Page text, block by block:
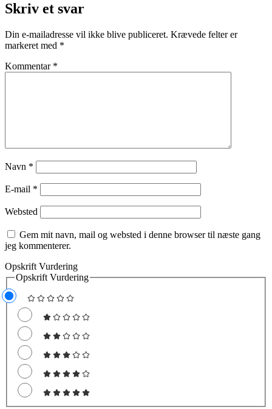
Skriv et svar
Din e-mailadresse vil ikke blive publiceret. Krævede felter er
markeret med *
Kommentar *
Navn *
E-mail *
Websted
Gem mit navn, mail og websted i denne browser til næste gang
jeg kommenterer.
Opskrift Vurdering
Opskrift Vurdering